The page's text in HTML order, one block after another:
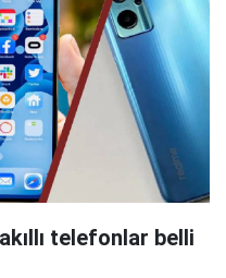
telefonlar belli